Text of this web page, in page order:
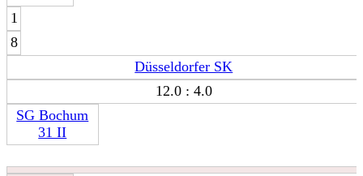
1
8
Düsseldorfer SK
12.0 : 4.0
SG Bochum
31 II